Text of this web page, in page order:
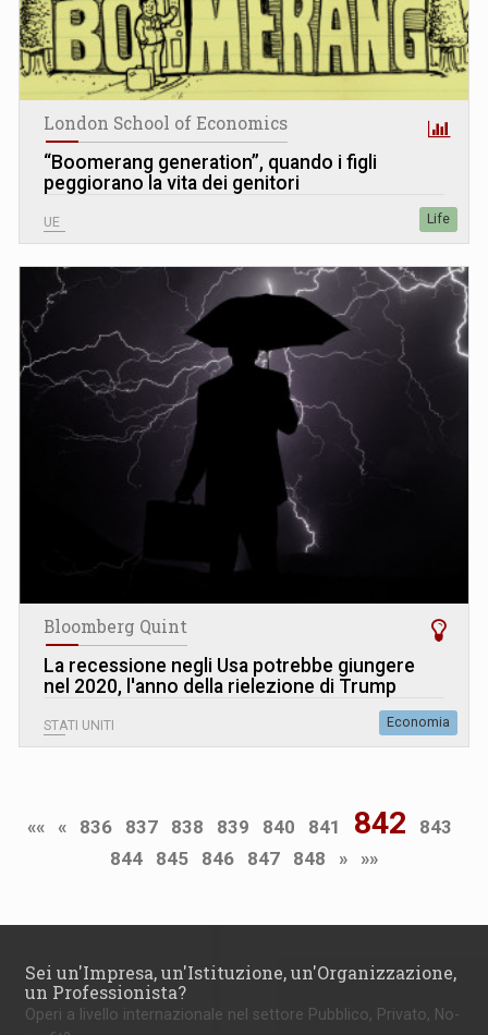
London School of Economics
“Boomerang generation”, quando i figli
peggiorano la vita dei genitori
UE Life
Bloomberg Quint
La recessione negli Usa potrebbe giungere
nel 2020, l'anno della rielezione di Trump
STATI UNITI Economia
«« « 836 837 838 839 840 841 842
843
844
845 846 847 848 » »»
Sei un'Impresa, un'Istituzione, un'Organizzazione,
un Professionista?
Operi a livello internazionale nel settore Pubblico, Privato, No-